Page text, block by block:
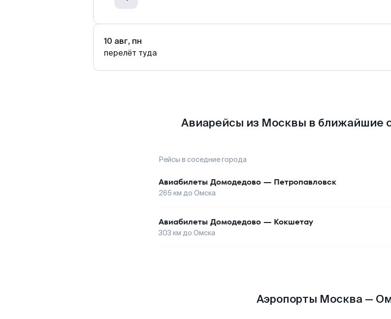
10 авг, пн
перелёт туда
Авиарейсы из Москвы в ближайшие
Рейсы в соседние города
Авиабилеты Домодедово — Петропавловск
265 км до Омска
Авиабилеты Домодедово — Кокшетау
303 км до Омска
Аэропорты Москва —